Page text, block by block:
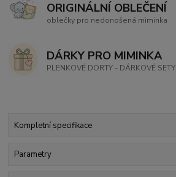
ORIGINÁLNÍ OBLEČENÍ
oblečky pro nedonošená miminka
DÁRKY PRO MIMINKA
PLENKOVÉ DORTY - DÁRKOVÉ SETY
Kompletní specifikace
Parametry